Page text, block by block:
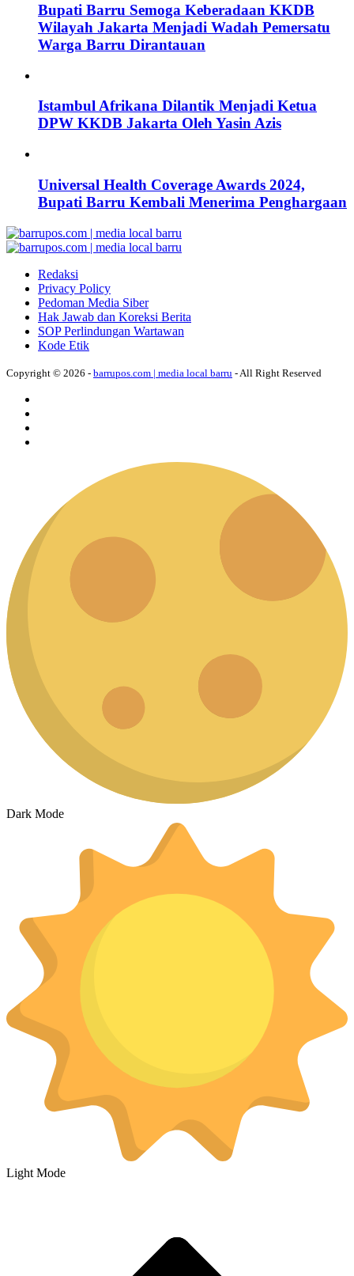
Bupati Barru Semoga Keberadaan KKDB
Wilayah Jakarta Menjadi Wadah Pemersatu
Warga Barru Dirantauan
Istambul Afrikana Dilantik Menjadi Ketua
DPW KKDB Jakarta Oleh Yasin Azis
Universal Health Coverage Awards 2024,
Bupati Barru Kembali Menerima Penghargaan
Redaksi
Privacy Policy
Pedoman Media Siber
Hak Jawab dan Koreksi Berita
SOP Perlindungan Wartawan
Kode Etik
Copyright © 2026 - barrupos.com | media local barru - All Right Reserved
Dark Mode
Light Mode